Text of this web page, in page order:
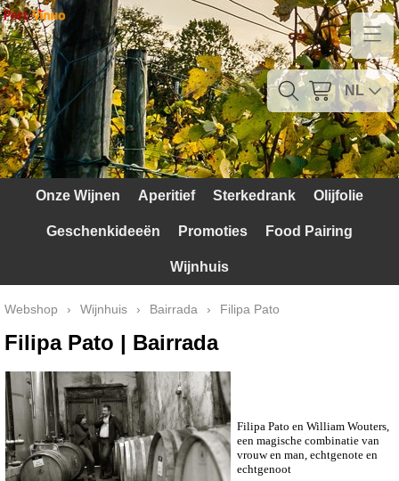
Home
Contact
Mijn account
Verzendkosten
Witte druiven
Rode Druiven
NL
Onze Wijnen Aperitief Sterkedrank Olijfolie
Geschenkideeën Promoties Food Pairing
Wijnhuis
Webshop › Wijnhuis › Bairrada › Filipa Pato
Filipa Pato | Bairrada
Filipa Pato en William Wouters,
een magische combinatie van
vrouw en man, echtgenote en
echtgenoot